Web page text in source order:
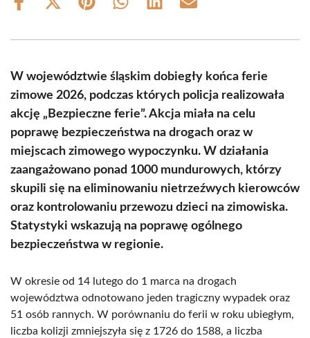
Share
Share
(Twitter)
Share Share Share Share
W województwie śląskim dobiegły końca ferie
zimowe 2026, podczas których policja realizowała
akcję „Bezpieczne ferie”. Akcja miała na celu
poprawę bezpieczeństwa na drogach oraz w
miejscach zimowego wypoczynku. W działania
zaangażowano ponad 1000 mundurowych, którzy
skupili się na eliminowaniu nietrzeźwych kierowców
oraz kontrolowaniu przewozu dzieci na zimowiska.
Statystyki wskazują na poprawę ogólnego
bezpieczeństwa w regionie.
W okresie od 14 lutego do 1 marca na drogach
województwa odnotowano jeden tragiczny wypadek oraz
51 osób rannych. W porównaniu do ferii w roku ubiegłym,
liczba kolizji zmniejszyła się z 1726 do 1588, a liczba